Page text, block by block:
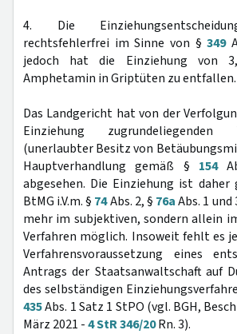
4. Die
rechtsfehlerfrei im Sinne von §349
jedoch hat die Einziehung von
Amphetamin in Griptüten zu entfallen.
Das Landgericht hat von der
Einziehung zugrundeliegenden
(unerlaubter Besitz von
Hauptverhandlung gemäß § 154
abgesehen. Die Einziehung ist daher
BtMG i.V.m. § 74Abs. 2, § 76aAbs. 1
mehr im subjektiven, sondern allein
Verfahren möglich. Insoweit fehlt es
Verfahrensvoraussetzung eines
Antrags der Staatsanwaltschaft auf
des selbständigen
435Abs. 1 Satz 1 StPO (vgl. BGH,
März 2021 -4 StR 346/20Rn. 3).